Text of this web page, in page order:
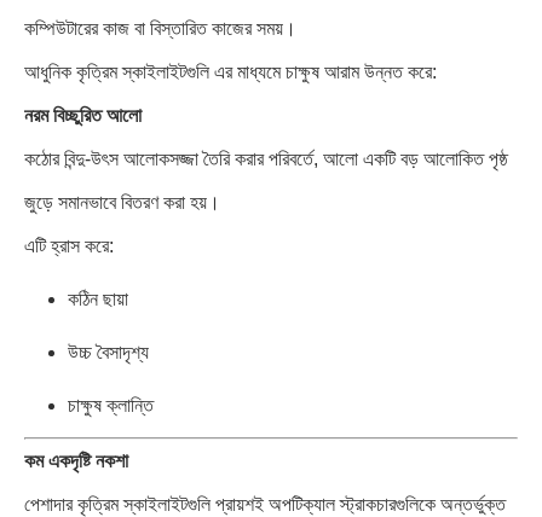
কম্পিউটারের কাজ বা বিস্তারিত কাজের সময়।
আধুনিক কৃত্রিম স্কাইলাইটগুলি এর মাধ্যমে চাক্ষুষ আরাম উন্নত করে:
নরম বিচ্ছুরিত আলো
কঠোর বিন্দু-উৎস আলোকসজ্জা তৈরি করার পরিবর্তে, আলো একটি বড় আলোকিত পৃষ্ঠ
জুড়ে সমানভাবে বিতরণ করা হয়।
এটি হ্রাস করে:
কঠিন ছায়া
উচ্চ বৈসাদৃশ্য
চাক্ষুষ ক্লান্তি
কম একদৃষ্টি নকশা
পেশাদার কৃত্রিম স্কাইলাইটগুলি প্রায়শই অপটিক্যাল স্ট্রাকচারগুলিকে অন্তর্ভুক্ত